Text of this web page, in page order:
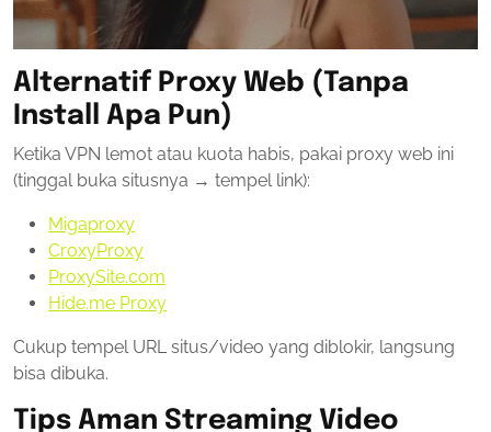
Alternatif Proxy Web (Tanpa
Install Apa Pun)
Ketika VPN lemot atau kuota habis, pakai proxy web ini
(tinggal buka situsnya → tempel link):
Migaproxy
CroxyProxy
ProxySite.com
Hide.me Proxy
Cukup tempel URL situs/video yang diblokir, langsung
bisa dibuka.
Tips Aman Streaming Video